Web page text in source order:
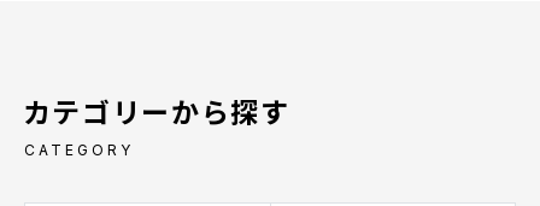
カテゴリーから探す
CATEGORY